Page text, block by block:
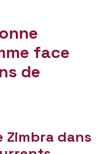
face
de
Zimbra dans